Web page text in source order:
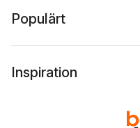
Populärt
Inspiration